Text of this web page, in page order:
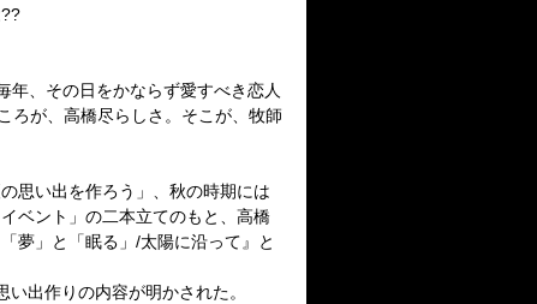
年、その日をかならず愛すべき恋人
ろが、高橋尽らしさ。そこが、牧師
思い出を作ろう」、秋の時期には
ベント」の二本立てのもと、高橋
夢」と「眠る」/太陽に沿って』と
出作りの内容が明かされた。